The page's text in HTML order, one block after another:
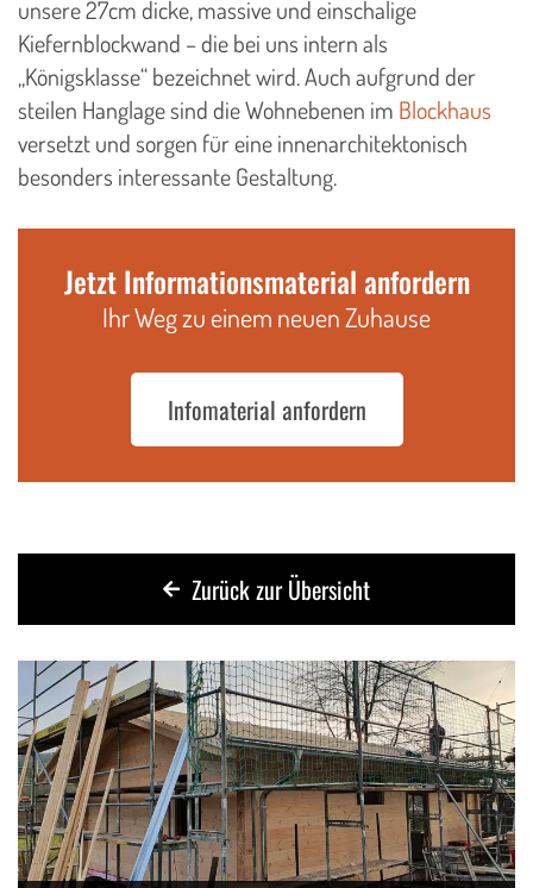
unsere 27cm dicke, massive und einschalige
Kiefernblockwand – die bei uns intern als
„Königsklasse“ bezeichnet wird. Auch aufgrund der
steilen Hanglage sind die Wohnebenen im Blockhaus
versetzt und sorgen für eine innenarchitektonisch
besonders interessante Gestaltung.
Jetzt Informationsmaterial anfordern
Ihr Weg zu einem neuen Zuhause
Infomaterial anfordern
Zurück zur Übersicht